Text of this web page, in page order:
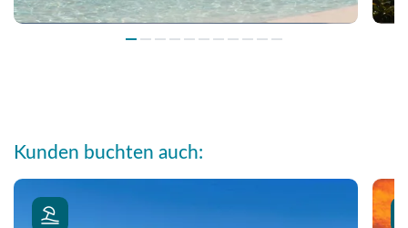
Kunden buchten auch: